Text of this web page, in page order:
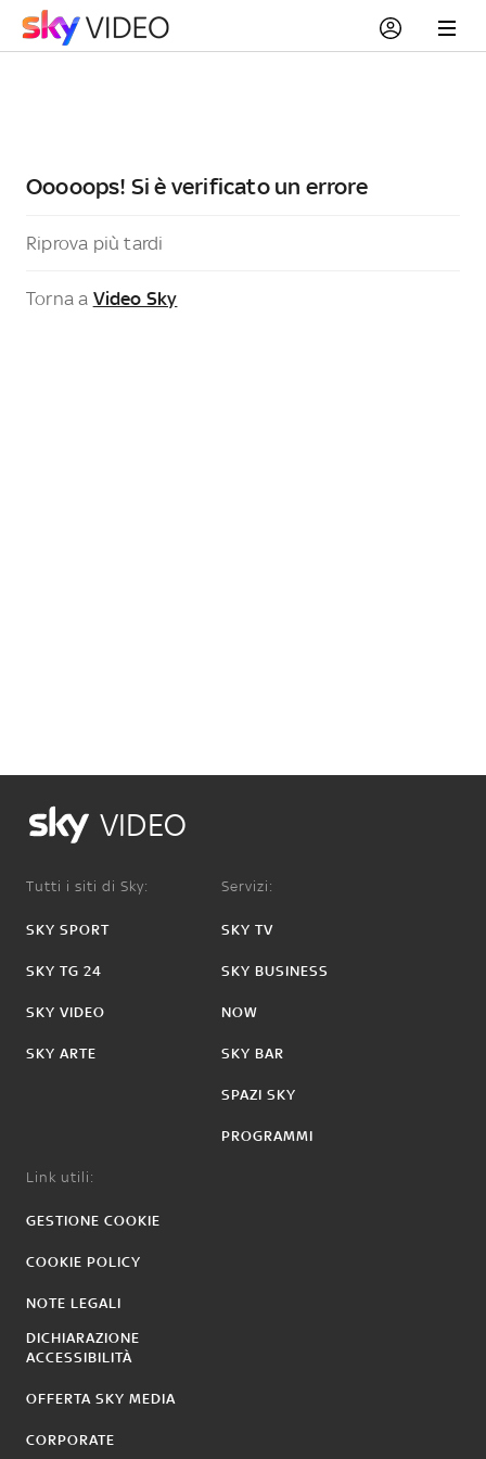
Ooooops! Si è verificato un errore
Riprova più tardi
Torna a Video Sky
VIDEO
Tutti i siti di Sky:
SKY SPORT
SKY TG 24
SKY VIDEO
SKY ARTE
Servizi:
SKY TV
SKY BUSINESS
NOW
SKY BAR
SPAZI SKY
PROGRAMMI
Link utili:
GESTIONE COOKIE
COOKIE POLICY
NOTE LEGALI
DICHIARAZIONE
ACCESSIBILITÀ
OFFERTA SKY MEDIA
CORPORATE